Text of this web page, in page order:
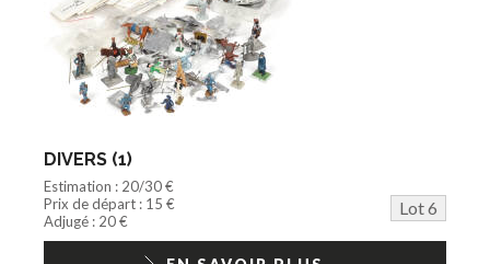
DIVERS (1)
Estimation : 20/30 €
Prix de départ : 15 €
Lot 6
Adjugé : 20 €